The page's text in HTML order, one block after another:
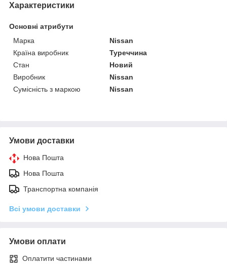
Характеристики
Основні атрибути
Марка
Nissan
Країна виробник
Туреччина
Стан
Новий
Виробник
Nissan
Сумісність з маркою
Nissan
Умови доставки
Нова Пошта
Нова Пошта
Транспортна компанія
Всі умови доставки
Умови оплати
Оплатити частинами